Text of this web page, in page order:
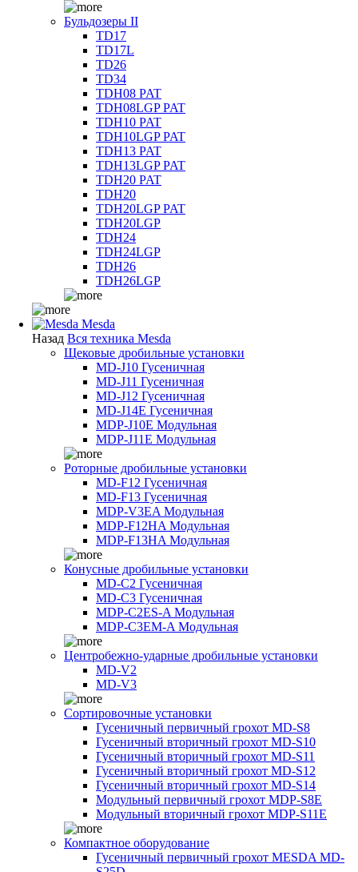
Бульдозеры II
TD17
TD17L
TD26
TD34
TDH08 PAT
TDH08LGP PAT
TDH10 PAT
TDH10LGP PAT
TDH13 PAT
TDH13LGP PAT
TDH20 PAT
TDH20
TDH20LGP PAT
TDH20LGP
TDH24
TDH24LGP
TDH26
TDH26LGP
Mesda
Назад Вся техника Mesda
Щековые дробильные установки
MD-J10 Гусеничная
MD-J11 Гусеничная
MD-J12 Гусеничная
MD-J14E Гусеничная
MDP-J10E Модульная
MDP-J11E Модульная
Роторные дробильные установки
MD-F12 Гусеничная
MD-F13 Гусеничная
MDP-V3EA Модульная
MDP-F12HA Модульная
MDP-F13HA Модульная
Конусные дробильные установки
MD-C2 Гусеничная
MD-C3 Гусеничная
MDP-C2ES-A Модульная
MDP-C3EM-A Модульная
Центробежно-ударные дробильные установки
MD-V2
MD-V3
Сортировочные установки
Гусеничный первичный грохот MD-S8
Гусеничный вторичный грохот MD-S10
Гусеничный вторичный грохот MD-S11
Гусеничный вторичный грохот MD-S12
Гусеничный вторичный грохот MD-S14
Модульный первичный грохот MDP-S8E
Модульный вторичный грохот MDP-S11E
Компактное оборудование
Гусеничный первичный грохот MESDA MD-